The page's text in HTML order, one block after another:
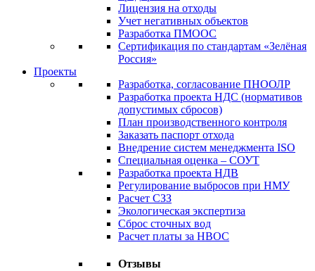
Лицензия на отходы
Учет негативных объектов
Разработка ПМООС
Сертификация по стандартам «Зелёная
Россия»
Проекты
Разработка, согласование ПНООЛР
Разработка проекта НДС (нормативов
допустимых сбросов)
План производственного контроля
Заказать паспорт отхода
Внедрение систем менеджмента ISO
Специальная оценка – СОУТ
Разработка проекта НДВ
Регулирование выбросов при НМУ
Расчет СЗЗ
Экологическая экспертиза
Сброс сточных вод
Расчет платы за НВОС
Отзывы